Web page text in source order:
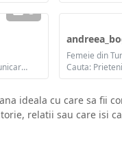
3
Cauta: Intalniri, Flirt, Comunicare / chat, Prietenie, Casatorie
Femeie din
Cauta:
ideala cu care sa fii
relatii sau care isi